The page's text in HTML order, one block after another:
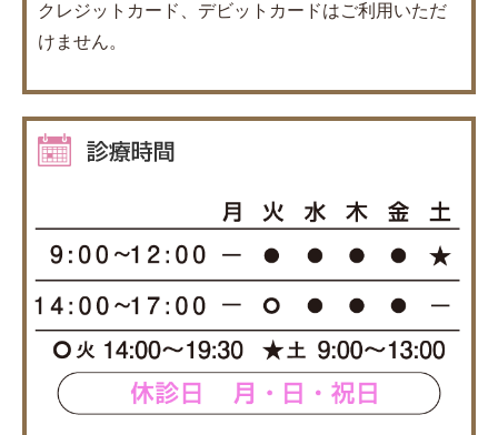
クレジットカード、デビットカードはご利用いただ
けません。